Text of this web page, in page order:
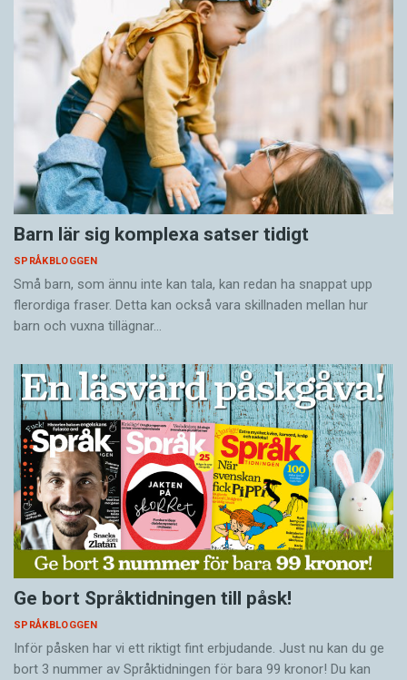
Barn lär sig komplexa satser tidigt
SPRÅKBLOGGEN
Små barn, som ännu inte kan tala, kan redan ha snappat upp
flerordiga fraser. Detta kan också vara skillnaden mellan hur
barn och vuxna tillägnar…
Ge bort Språktidningen till påsk!
SPRÅKBLOGGEN
Inför påsken har vi ett riktigt fint erbjudande. Just nu kan du ge
bort 3 nummer av Språktidningen för bara 99 kronor! Du kan